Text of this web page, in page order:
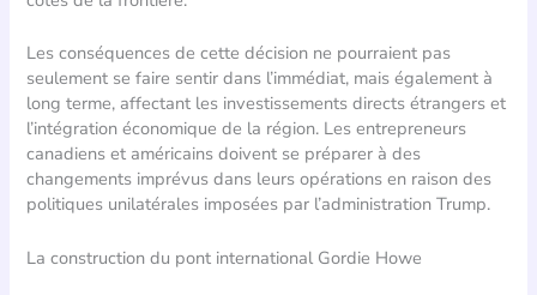
Les conséquences de cette décision ne pourraient pas
seulement se faire sentir dans l’immédiat, mais également à
long terme, affectant les investissements directs étrangers et
l’intégration économique de la région. Les entrepreneurs
canadiens et américains doivent se préparer à des
changements imprévus dans leurs opérations en raison des
politiques unilatérales imposées par l’administration Trump.
La construction du pont international Gordie Howe